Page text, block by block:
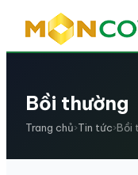
Bồi thường
Trang chủ›Tin tức›Bồi